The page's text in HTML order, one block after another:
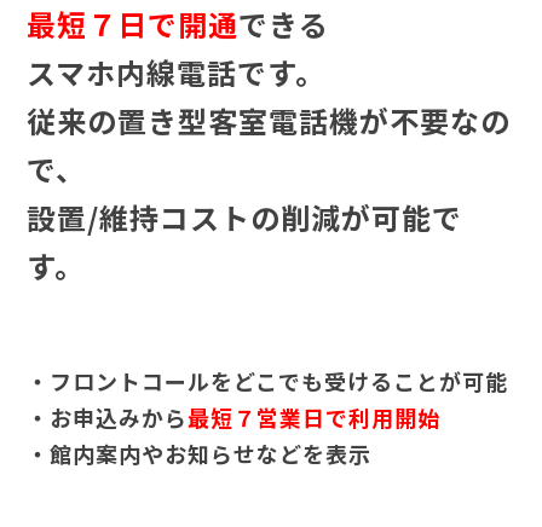
最短７日で開通できる
スマホ内線電話です。
従来の置き型客室電話機が不要なの
で、
設置/維持コストの削減が可能で
す。
・フロントコールをどこでも受けることが可能
・お申込みから最短７営業日で利用開始
・館内案内やお知らせなどを表示